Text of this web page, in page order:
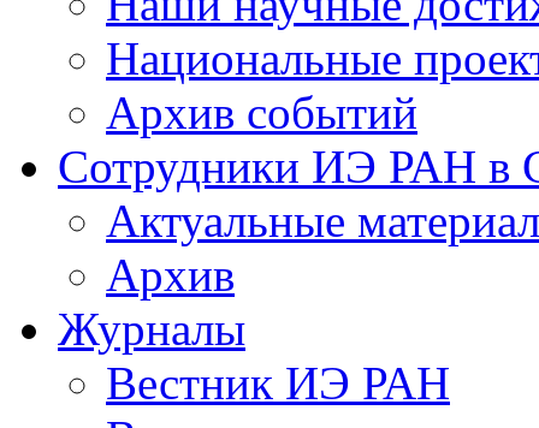
Национальные
Архив событий
Сотрудники ИЭ РАН
Актуальные
Архив
Журналы
Вестник ИЭ РАН